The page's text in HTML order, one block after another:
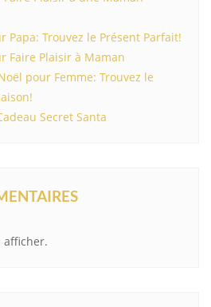
Papa: Trouvez le Présent Parfait!
Faire Plaisir à Maman
pour Femme: Trouvez le
Secret Santa
afficher.